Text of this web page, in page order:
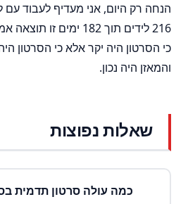
הנחה רק היום, אני מעדיף לעבוד עם
216 לידים תוך 182
כי הסרטון היה יקר אלא כי הסרטון היה
והמאזן היה נכון.
שאלות נפוצות
כמה עולה סרטון תדמית